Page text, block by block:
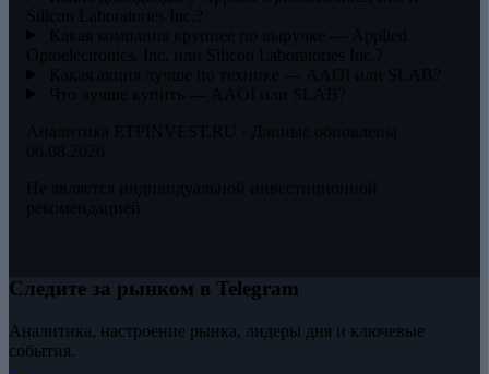
Следите за рынком в Telegram
Аналитика, настроение рынка, лидеры дня и ключевые
события.